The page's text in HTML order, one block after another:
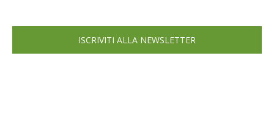
ISCRIVITI ALLA NEWSLETTER